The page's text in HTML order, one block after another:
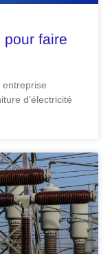
pour faire
entreprise
d’électricité